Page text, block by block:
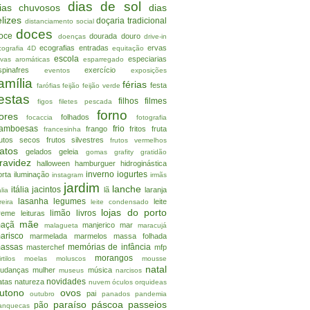
chuvosos dias de sol
dias
distanciamento social doçaria tradicional
doces doenças dourada douro drive-in
4D ecografias entradas equitação ervas
aromáticas escola esparregado
especiarias
eventos exercício exposições
farófias feijão feijão verde férias festa
figos filetes pescada filhos filmes
focaccia folhados forno fotografia
francesinha frango frio fritos
fruta
secos
frutos silvestres frutos vermelhos
gelados geleia gomas grafity gratidão
halloween hamburguer hidroginástica
iluminação instagram inverno iogurtes irmãs
itália jacintos jardim lã lanche laranja
lasanha legumes leite condensado
leite
leituras limão livros lojas do porto
mãe malagueta manjerico mar maracujá
marmelada marmelos massa folhada
masterchef memórias de infância mfp
moelas moluscos morangos mousse
mulher museus música narcisos natal
natureza novidades nuvem óculos orquideas
outubro ovos pai panados
pandemia
pão paraíso páscoa passeios